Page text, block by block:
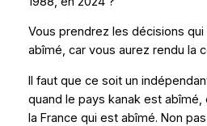
Vous prendrez les décisions
abîmé, car vous aurez rendu la
Il faut que ce soit un
quand le pays kanak est abîmé,
la France qui est abîmé. Non